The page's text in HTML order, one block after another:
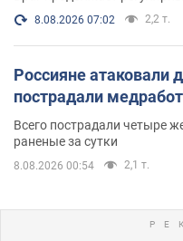
8.08.2026 07:02 2,2 т.
Россияне атаковали
пострадали
Всего пострадали четыре
раненые за сутки
8.08.2026 00:54 2,1 т.